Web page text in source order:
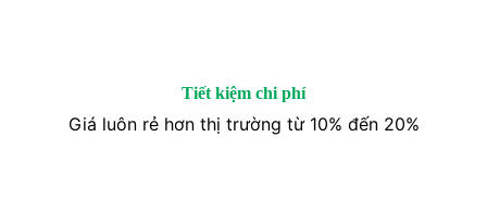
Tiết kiệm chi phí
Giá luôn rẻ hơn thị trường từ 10% đến 20%